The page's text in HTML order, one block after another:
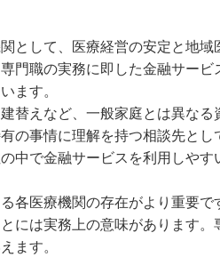
として、医療経営の安定と地域
門職の実務に即した金融サービ
ます。
替えなど、一般家庭とは異なる
の事情に理解を持つ相談先とし
中で金融サービスを利用しやす
各医療機関の存在がより重要で
には実務上の意味があります。
ます。